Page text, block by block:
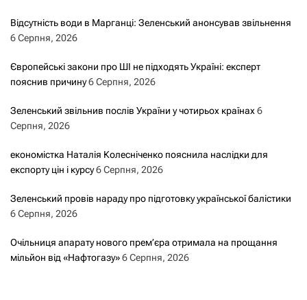
Відсутність води в Марганці: Зеленський анонсував звільнення
6 Серпня, 2026
Європейські закони про ШІ не підходять Україні: експерт
пояснив причину6 Серпня, 2026
Зеленський звільнив послів України у чотирьох країнах 6
Серпня, 2026
економістка Наталія Колесніченко пояснила наслідки для
експорту цін і курсу6 Серпня, 2026
Зеленський провів нараду про підготовку української балістики
6 Серпня, 2026
Очільниця апарату нового прем’єра отримала на прощання
мільйон від «Нафтогазу»6 Серпня, 2026